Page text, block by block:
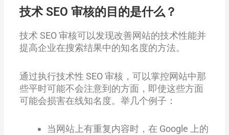
技术 SEO 审核的目的是什么？
技术 SEO 审核可以发现改善网站的技术性能并
提高企业在搜索结果中的知名度的方法。
通过执行技术性 SEO 审核，可以掌控网站中那
些平时可能不会注意到的方面，即使这些方面
可能会损害在线知名度。举几个例子：
当网站上有重复内容时，在 Google 上的